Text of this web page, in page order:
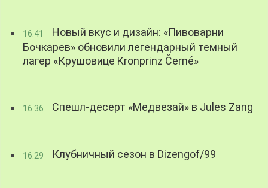
16:41
Новый вкус и дизайн: «Пивоварни
Бочкарев» обновили легендарный темный
лагер «Крушовице Kronprinz Černé»
16:36 Спешл-десерт «Медвезай» в Jules Zang
16:29 Клубничный сезон в Dizengof/99